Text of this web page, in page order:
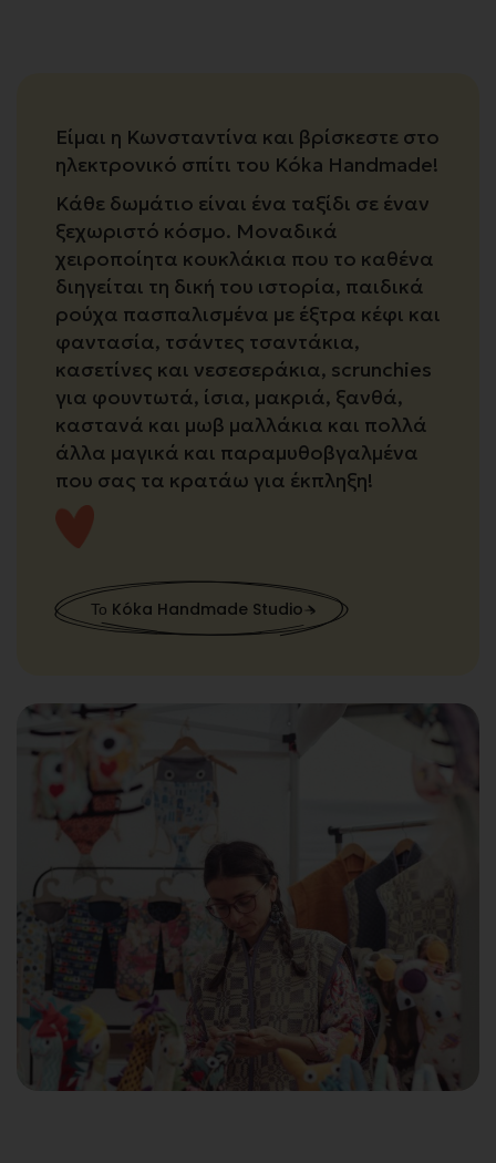
Είμαι η Κωνσταντίνα και βρίσκεστε στο
ηλεκτρονικό σπίτι του Kóka Handmade!
Κάθε δωμάτιο είναι ένα ταξίδι σε έναν
ξεχωριστό κόσμο. Μοναδικά
χειροποίητα κουκλάκια που το καθένα
διηγείται τη δική του ιστορία, παιδικά
ρούχα πασπαλισμένα με έξτρα κέφι και
φαντασία, τσάντες τσαντάκια,
κασετίνες και νεσεσεράκια, scrunchies
για φουντωτά, ίσια, μακριά, ξανθά,
καστανά και μωβ μαλλάκια και πολλά
άλλα μαγικά και παραμυθοβγαλμένα
που σας τα κρατάω για έκπληξη!
Το Kóka Handmade Studio